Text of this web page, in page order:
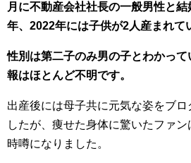
月に不動産会社社長の一般男性と
年、2022年には子供が2人産まれて
性別は第二子のみ男の子とわかっ
報はほとんど不明です。
出産後には母子共に元気な姿をブロ
したが、痩せた身体に驚いたファ
時噂になりました。